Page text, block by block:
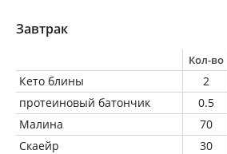
Завтрак
Кол-во
Кето блины 2
протеиновый батончик
0.5
Малина
70
Скаейр
30